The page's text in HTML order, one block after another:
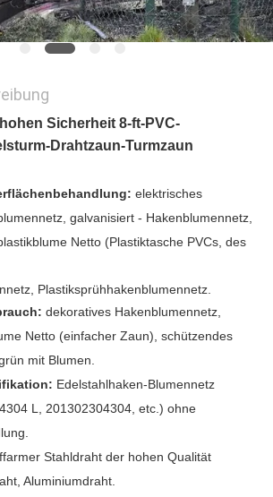
Sicherheit 8-ft-PVC-
Drahtzaun-Turmzaun
elektrisches
galvanisiert - Hakenblumennetz,
Netto (Plastiktasche PVCs, des
Plastiksprühhakenblumennetz.
dekoratives Hakenblumennetz,
Netto (einfacher Zaun), schützendes
mit Blumen.
Edelstahlhaken-Blumennetz
L, 201302304304, etc.) ohne
Stahldraht der hohen Qualität
Aluminiumdraht.